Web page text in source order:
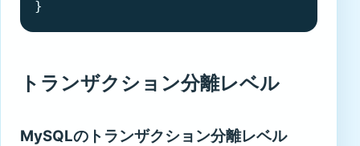
}
トランザクション分離レベル
MySQLのトランザクション分離レベル